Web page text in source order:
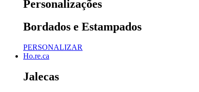
Personalizações
Bordados e Estampados
PERSONALIZAR
Ho.re.ca
Jalecas